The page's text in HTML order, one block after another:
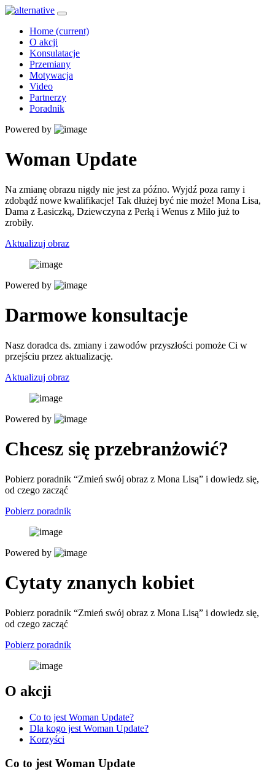
Home (current)
O akcji
Konsulatacje
Przemiany
Motywacja
Video
Partnerzy
Poradnik
Powered by
Woman Update
Na zmianę obrazu nigdy nie jest za późno. Wyjdź poza ramy i
zdobądź nowe kwalifikacje! Tak dłużej być nie może! Mona Lisa,
Dama z Łasiczką, Dziewczyna z Perłą i Wenus z Milo już to
zrobiły.
Aktualizuj obraz
Powered by
Darmowe konsultacje
Nasz doradca ds. zmiany i zawodów przyszłości pomoże Ci w
przejściu przez aktualizację.
Aktualizuj obraz
Powered by
Chcesz się przebranżowić?
Pobierz poradnik “Zmień swój obraz z Mona Lisą” i dowiedz się,
od czego zacząć
Pobierz poradnik
Powered by
Cytaty znanych kobiet
Pobierz poradnik “Zmień swój obraz z Mona Lisą” i dowiedz się,
od czego zacząć
Pobierz poradnik
O akcji
Co to jest Woman Update?
Dla kogo jest Woman Update?
Korzyści
Co to jest Woman Update